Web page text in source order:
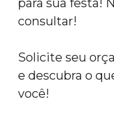
consultar!
Solicite seu
e descubra o
você!